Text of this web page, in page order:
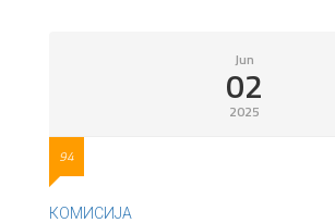
Jun
02
2025
94
КОМИСИЈА